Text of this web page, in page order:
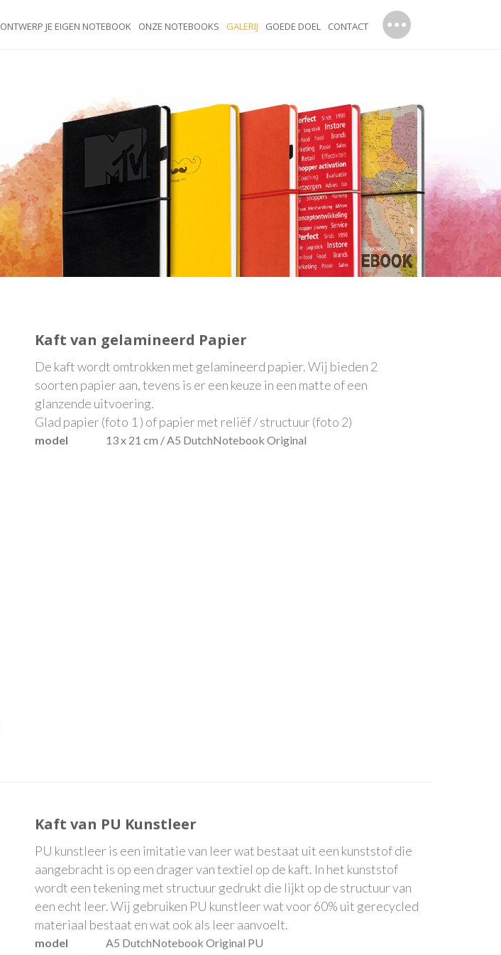
ONTWERP JE EIGEN NOTEBOOK ONZE NOTEBOOKS GALERIJ GOEDE DOEL CONTACT
Kaft van gelamineerd Papier
De kaft wordt omtrokken met gelamineerd papier. Wij bieden 2
soorten papier aan, tevens is er een keuze in een matte of een
glanzende uitvoering.
Glad papier (foto 1 ) of papier met reliëf / structuur (foto 2)
model 13 x 21 cm / A5 DutchNotebook Original
Kaft van PU Kunstleer
PU kunstleer is een imitatie van leer wat bestaat uit een kunststof die
aangebracht is op een drager van textiel op de kaft. In het kunststof
wordt een tekening met structuur gedrukt die lijkt op de structuur van
een echt leer. Wij gebruiken PU kunstleer wat voor 60% uit gerecycled
materiaal bestaat en wat ook als leer aanvoelt.
model
A5 DutchNotebook Original PU